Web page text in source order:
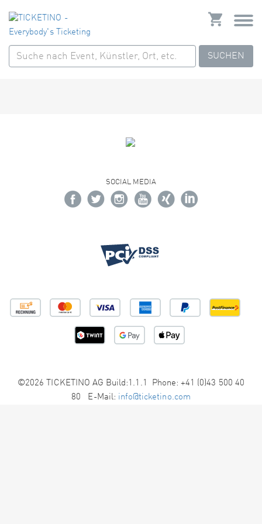
SUCHEN
SOCIAL MEDIA
©2026 TICKETINO AG Build:1.1.1 Phone: +41 (0)43 500 40
80 E-Mail: info@ticketino.com